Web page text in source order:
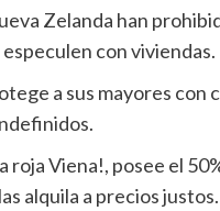
Zelanda han
con viviendas.
a sus mayores con
roja Viena!, posee el
alquila a precios justos.